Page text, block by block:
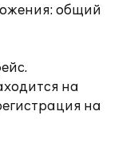
общий
на
на